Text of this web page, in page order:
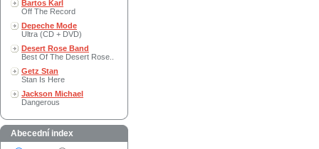
Bartos Karl
Off The Record
Depeche Mode
Ultra (CD + DVD)
Desert Rose Band
Best Of The Desert Rose..
Getz Stan
Stan Is Here
Jackson Michael
Dangerous
Abecední index